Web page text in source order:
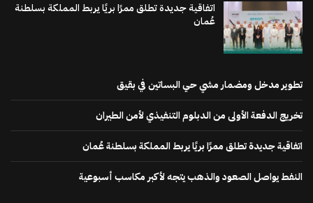
اتفاقية جديدة تطلق ممرًا بريًا يربط المملكة بسلطنة
عُمان
تطوير مدخل ومضمار مشي حي البساتين في بقيق
تخريج الدفعة الأولى من الدبلوم التنفيذي لأمن الطيران
اتفاقية جديدة تطلق ممرًا بريًا يربط المملكة بسلطنة عُمان
النفط يواصل الصعود والذهب يتجه لأكبر مكاسب أسبوعية